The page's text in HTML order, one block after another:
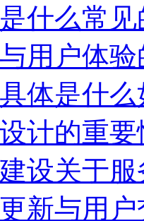
什么常
用户体
体是什
计的重要
设关于
新与用